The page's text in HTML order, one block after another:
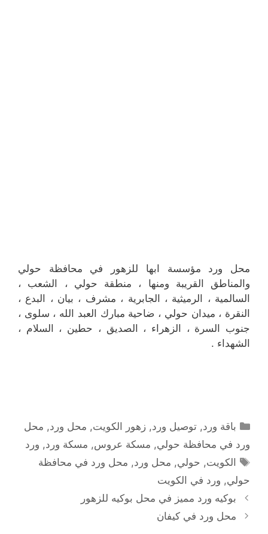
محل ورد مؤسسة ابها للزهور في محافظة حولي
والمناطق القريبة ‎ومنها ، منطقة حولي ، الشعب ،
السالمية ، الرميثية ، الجابرية ، مشرف ، بيان ، البدع ،
النقرة ، ميدان حولي ، ضاحية مبارك العبد الله ، سلوى ،
جنوب السرة ، الزهراء ، الصديق ، حطين ، السلام ،
الشهداء .
التصنيفات
باقة ورد,توصيل ورد,زهور الكويت, محل ورد, محل
ورد في محافظة حولي, مسكة عروس, مسكة ورد, ورد
الوسوم
الكويت, حولي, محل ورد, محل ورد في محافظة
حولي, ورد في الكويت
بوكيه ورد مميز في محل بوكيه للزهور
محل ورد في كيفان